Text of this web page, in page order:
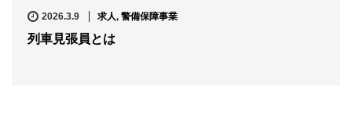
2026.3.9 求人, 警備保障事業
列車見張員とは